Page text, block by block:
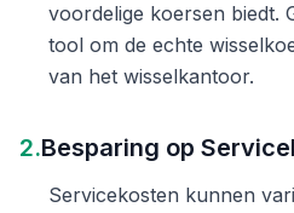
voordelige koersen biedt.
tool om de echte
van het wisselkantoor.
2.Besparing op
Servicekosten kunnen